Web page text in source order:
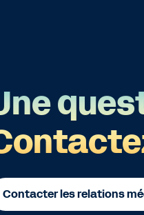
Contacter les relations